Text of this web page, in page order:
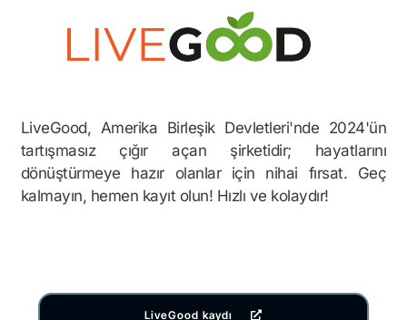
LiveGood, Amerika Birleşik Devletleri'nde 2024'ün
tartışmasız çığır açan şirketidir; hayatlarını
dönüştürmeye hazır olanlar için nihai fırsat. Geç
kalmayın, hemen kayıt olun! Hızlı ve kolaydır!
LiveGood kaydı